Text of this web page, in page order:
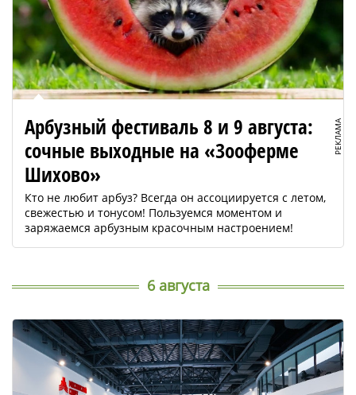
РЕКЛАМА
Арбузный фестиваль 8 и 9 августа:
сочные выходные на «Зооферме
Шихово»
Кто не любит арбуз? Всегда он ассоциируется с летом,
свежестью и тонусом! Пользуемся моментом и
заряжаемся арбузным красочным настроением!
6 августа